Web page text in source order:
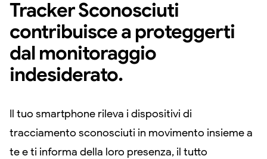
Tracker Sconosciuti
contribuisce a proteggerti
dal monitoraggio
indesiderato.
Il tuo smartphone rileva i dispositivi di
tracciamento sconosciuti in movimento insieme a
te e ti informa della loro presenza, il tutto